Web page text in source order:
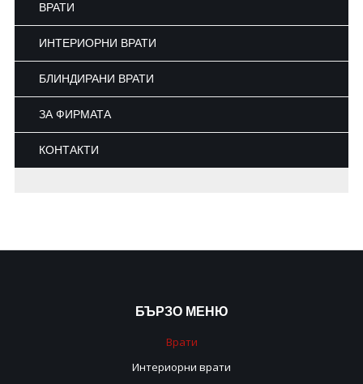
ВРАТИ
ИНТЕРИОРНИ ВРАТИ
БЛИНДИРАНИ ВРАТИ
ЗА ФИРМАТА
КОНТАКТИ
БЪРЗО МЕНЮ
Врати
Интериорни врати